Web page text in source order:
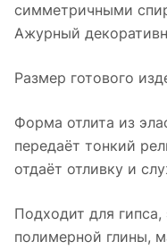
симметричными
Ажурный
Размер готового
Форма отлита из
передаёт тонкий
отдаёт отливку и
Подходит для
полимерной глины,